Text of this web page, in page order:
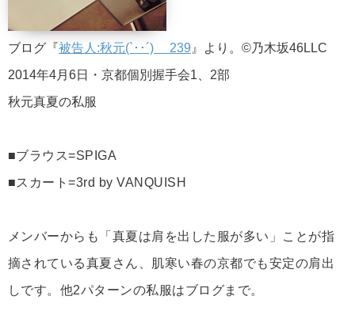
ブログ『被告人:秋元(`･･´) ゞ239 』より。©乃木坂46LLC
2014年4月6日・京都個別握手会1、2部
秋元真夏の私服
■ブラウス=SPIGA
■スカート=3rd by VANQUISH
メンバーからも「真夏は肩を出した服が多い」ことが指
摘されている真夏さん、肌寒い春の京都でも安定の肩出
しです。他2パターンの私服はブログまで。